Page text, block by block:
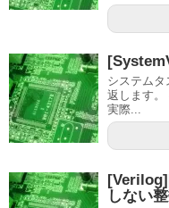
システム
返します。
実際...
しない